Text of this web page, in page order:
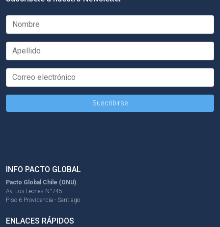
INFO PACTO GLOBAL
Pacto Global Chile (ONU)
Av. Los Leones N°745
Piso 6 Providencia - Santiago
ENLACES RÁPIDOS